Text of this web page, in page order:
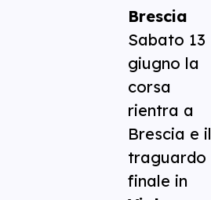
Brescia
Sabato 13
giugno la
corsa
rientra a
Brescia e il
traguardo
finale in